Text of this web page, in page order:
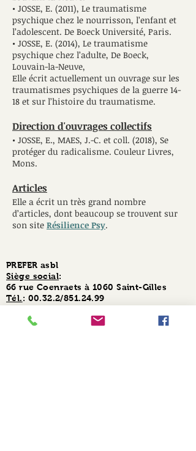
• JOSSE, E. (2011), Le traumatisme
psychique chez le nourrisson, l’enfant et
l’adolescent. De Boeck Université, Paris.
• JOSSE, E. (2014), Le traumatisme
psychique chez l’adulte, De Boeck,
Louvain-la-Neuve,
Elle écrit actuellement un ouvrage sur les
traumatismes psychiques de la guerre 14-
18 et sur l’histoire du traumatisme.
Direction d'ouvrages collectifs
• JOSSE, E., MAES, J.-C. et coll. (2018), Se
protéger du radicalisme. Couleur Livres,
Mons.
Articles
Elle a écrit un très grand nombre
d’articles, dont beaucoup se trouvent sur
son site Résilience Psy.
PREFER asbl
Siège social:
66 rue Coenraets à 1060 Saint-Gilles
Tél.: 00.32.2/851.24.99
Numéro d’entreprise:0681.664.035